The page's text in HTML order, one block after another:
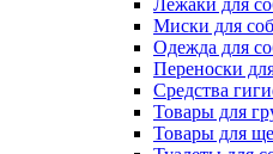
Лежаки для
Миски для
Одежда для
Переноски
Средства
Товары для
Товары для